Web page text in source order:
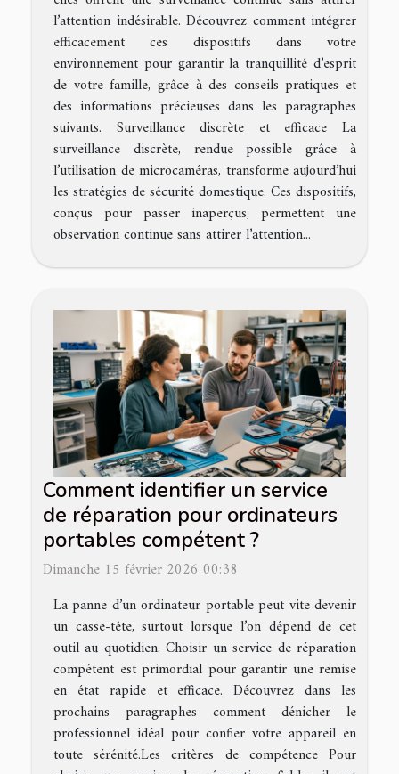
l’attention indésirable. Découvrez comment intégrer
efficacement ces dispositifs dans votre
environnement pour garantir la tranquillité d’esprit
de votre famille, grâce à des conseils pratiques et
des informations précieuses dans les paragraphes
suivants. Surveillance discrète et efficace La
surveillance discrète, rendue possible grâce à
l’utilisation de microcaméras, transforme aujourd’hui
les stratégies de sécurité domestique. Ces dispositifs,
conçus pour passer inaperçus, permettent une
observation continue sans attirer l’attention...
Comment identifier un service
de réparation pour ordinateurs
portables compétent ?
Dimanche 15 février 2026 00:38
La panne d’un ordinateur portable peut vite devenir
un casse-tête, surtout lorsque l’on dépend de cet
outil au quotidien. Choisir un service de réparation
compétent est primordial pour garantir une remise
en état rapide et efficace. Découvrez dans les
prochains paragraphes comment dénicher le
professionnel idéal pour confier votre appareil en
toute sérénité.Les critères de compétence Pour